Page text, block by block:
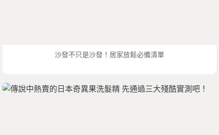
沙發不只是沙發！居家放鬆必備清單